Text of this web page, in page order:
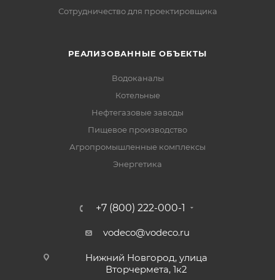
Сотрудничество для проектировщика
РЕАЛИЗОВАННЫЕ ОБЪЕКТЫ
Водоканалы
Котельные
Нефтегазовые заводы
Пищевое производство
Агропромышленные комплексы
Энергетика
+7 (800) 222-000-1
vodeco@vodeco.ru
Нижний Новгород, улица
Вторчермета, 1к2